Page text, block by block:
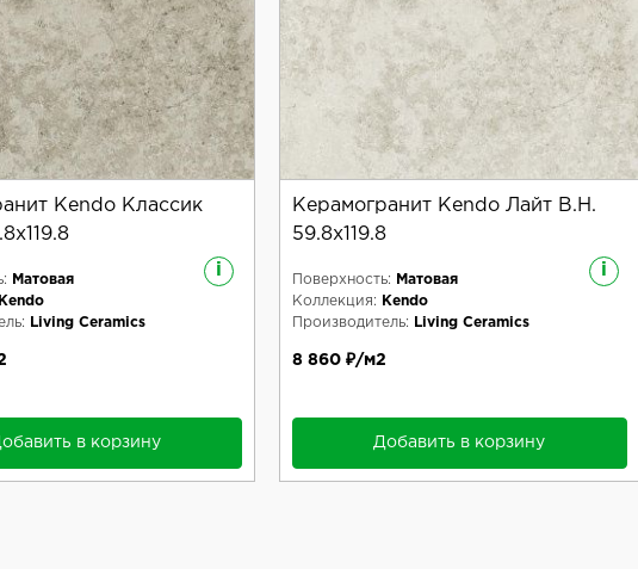
Kendo Классик
i
Матовая
Kendo
Living Ceramics
в корзину
Керамогранит Kendo Лайт B.H.
59.8x119.8
i
Поверхность:
Матовая
Коллекция:
Kendo
Производитель:
Living Ceramics
8 860 ₽/м2
Добавить в корзину